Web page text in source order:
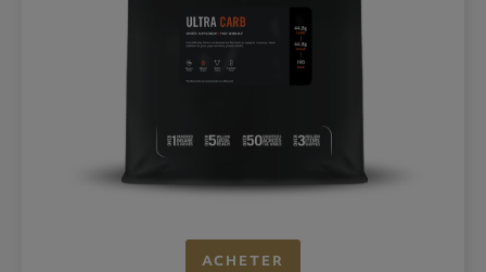
ACHETER